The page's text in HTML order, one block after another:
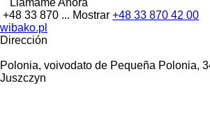
+48 33 870 ... Mostrar +48 33 870 42 00
wibako.pl
Dirección
Polonia, voivodato de Pequeña Polonia,
Juszczyn